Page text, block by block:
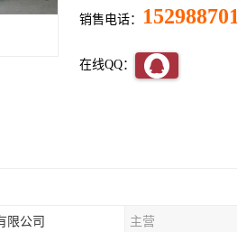
销售电话：
在线QQ：
限公司 主营